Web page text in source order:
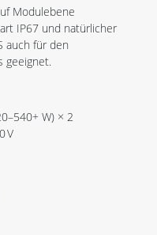
Modulebene
IP67 und natürlicher
auch für den
geeignet.
W) × 2
V